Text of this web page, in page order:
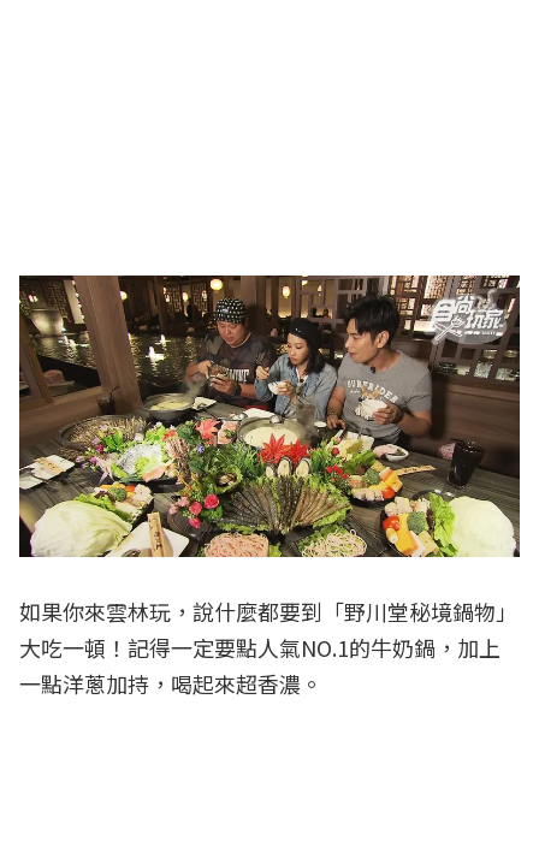
如果你來雲林玩，說什麼都要到「野川堂秘境鍋物」
大吃一頓！記得一定要點人氣NO.1的牛奶鍋，加上
一點洋蔥加持，喝起來超香濃。